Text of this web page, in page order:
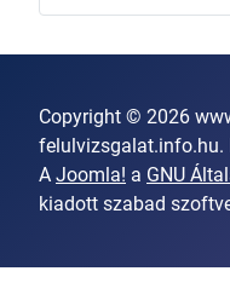
Copyright © 2026
felulvizsgalat.info.hu.
A Joomla! a GNU
kiadott szabad